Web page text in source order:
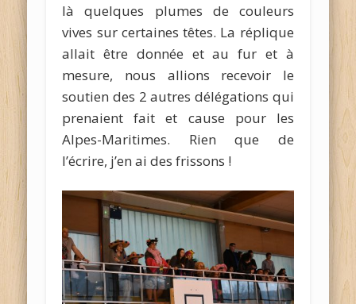
là quelques plumes de couleurs
vives sur certaines têtes. La réplique
allait être donnée et au fur et à
mesure, nous allions recevoir le
soutien des 2 autres délégations qui
prenaient fait et cause pour les
Alpes-Maritimes. Rien que de
l’écrire, j’en ai des frissons !